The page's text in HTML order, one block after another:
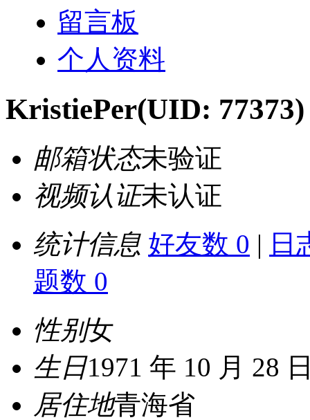
留言板
个人资料
KristiePer(UID: 77373)
邮箱状态未验证
视频认证未认证
统计信息 好友数 0 | 日
题数 0
性别女
生日1971 年 10 月 28
居住地青海省